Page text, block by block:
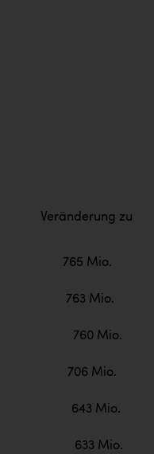
Stk.
Stk.
Stk.
Stk.
Stk.
zu
Mio.
763 Mio.
760 Mio.
Mio.
Mio.
633 Mio.